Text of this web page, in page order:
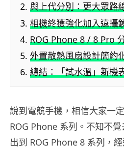
與上代分別：更大眾路
相機終獲強化加入遠攝
ROG Phone 8 / 8 Pro
外置散熱風扇設計簡約
總結：「試水溫」新機
說到電競手機，相信大家一
ROG Phone 系列。不知不
出到 ROG Phone 8 系列，